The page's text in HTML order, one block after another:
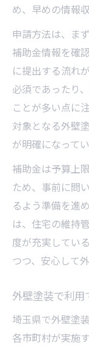
め、早めの情報
申請方法は、ま
補助金情報を確
に提出する流れ
必須であったり
ことが多い点に
対象となる外壁
が明確になって
補助金は予算上
ため、事前に問
るよう準備を進
は、住宅の維持
度が充実してい
つつ、安心して
外壁塗装で利
埼玉県で外壁塗
各市町村が実施